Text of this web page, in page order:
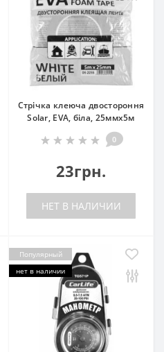
Стрічка клеюча двостороння
Solar, EVA, біла, 25ммx5м
0
23грн.
НЕТ В НАЛИЧИИ
Популярный
нет в наличии